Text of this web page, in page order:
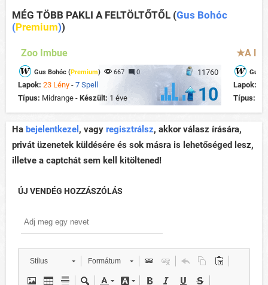
MÉG TÖBB PAKLI A FELTÖLTŐTŐL (Gus Bohóc
(Premium))
Zoo Imbue
11760
Gus Bohóc (Premium) 667 0
Lapok: 23 Lény - 7 Spell
Típus: Midrange - Készült: 1 éve 10
★A
Gus
Lapok:
Típus:
Ha bejelentkezel , vagy regisztrálsz, akkor válasz írására,
privát üzenetek küldésére és sok másra is lehetőséged lesz,
illetve a captchát sem kell kitöltened!
ÚJ VENDÉG HOZZÁSZÓLÁS
Stílus Formátum